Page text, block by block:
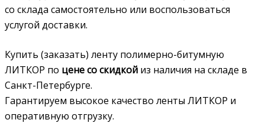
со склада самостоятельно или воспользоваться
услугой доставки.
Купить (заказать) ленту полимерно-битумную
ЛИТКОР по цене со скидкой из наличия на складе в
Санкт-Петербурге.
Гарантируем высокое качество ленты ЛИТКОР и
оперативную отгрузку.